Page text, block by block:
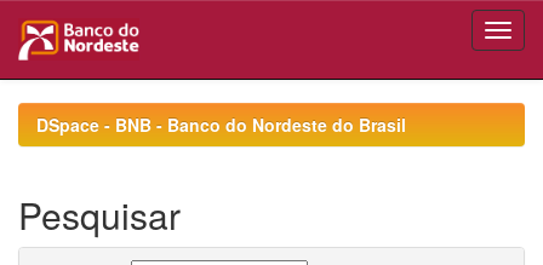
navigationDSpace - BNB - Banco do Nordeste do Brasil
Pesquisar